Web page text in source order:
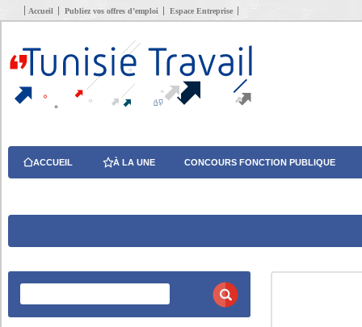
Accueil Publiez vos offres d’emploi Espace Entreprise
ACCUEIL À LA UNE CONCOURS FONCTION PUBLIQUE